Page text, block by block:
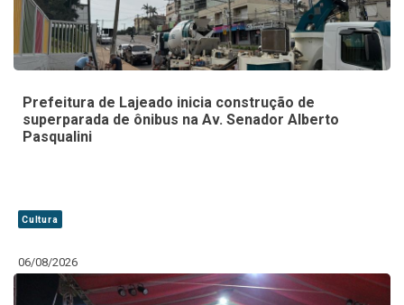
Prefeitura de Lajeado inicia construção de
superparada de ônibus na Av. Senador Alberto
Pasqualini
Cultura
06/08/2026